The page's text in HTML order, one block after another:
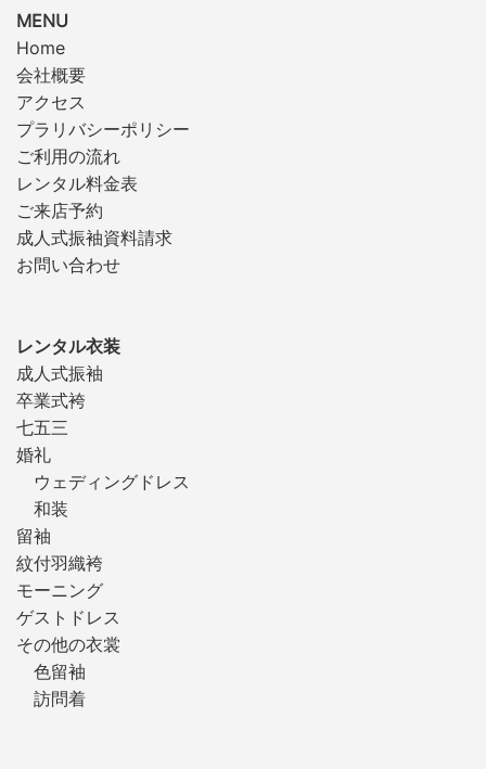
MENU
Home
会社概要
アクセス
プラリバシーポリシー
ご利用の流れ
レンタル料金表
ご来店予約
成人式振袖資料請求
お問い合わせ
レンタル衣装
成人式振袖
卒業式袴
七五三
婚礼
ウェディングドレス
和装
留袖
紋付羽織袴
モーニング
ゲストドレス
その他の衣裳
色留袖
訪問着